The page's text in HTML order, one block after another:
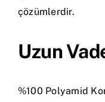
çözümlerdir.
Uzun
%100 Polyamid